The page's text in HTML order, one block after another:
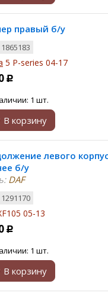
правый б/у
5 P-series 04-17
Р
1 шт.
В корзину
левого
б/у
DAF
05-13
Р
1 шт.
В корзину